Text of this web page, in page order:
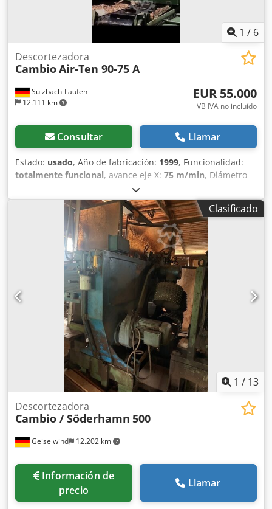
1 / 6
Sulzbach-Laufen
12.111 km
Descortezadora
CambioAir-Ten 90-75 A
EUR 55.000
VB IVA no incluído
Consultar Llamar
Estado: usado, Año de fabricación: 1999, Funcionalidad:
totalmente funcional, avance eje X: 75 m/min, Diámetro
mínimo del tronco: 11 cm Diámetro máximo del tronco: 75
cm Velocidad de avance: 75 m/min Velocidad del rotor: 222
rpm Motor del rotor: 75 kW Motor de avance: 2,2 kW
Unidad hidráulica: 1,5 kW La unidad de alimentación
(hacia el transportador) y la unidad de salida (sistema de
ruedas) están incluidas. En 2021 se sustituyó
completamente el rotor por uno reacondicionado de
fábrica (factura disponible). ¡Los cuadros eléctricos no
están incluidos! Estimamos el año de fabricación a finales
de los años noventa. Se pueden enviar vídeos de la
máquina. Crodpfx Aiew Emhfofef
Clasificado
1 / 13
Geiselwind 12.202 km
Descortezadora
Cambio / Söderhamn 500
Información de
precio
Llamar